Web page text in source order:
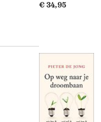
€ 34,95